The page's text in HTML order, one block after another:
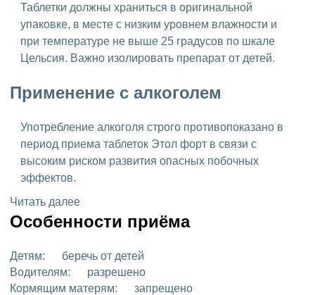
Таблетки должны храниться в оригинальной
упаковке, в месте с низким уровнем влажности и
при температуре не выше 25 градусов по шкале
Цельсия. Важно изолировать препарат от детей.
Применение с алкоголем
Употребление алкоголя строго противопоказано в
период приема таблеток Этол форт в связи с
высоким риском развития опасных побочных
эффектов.
Читать далее
Особенности приёма
Детям:
беречь от детей
Водителям:
разрешено
Кормящим матерям:
запрещено